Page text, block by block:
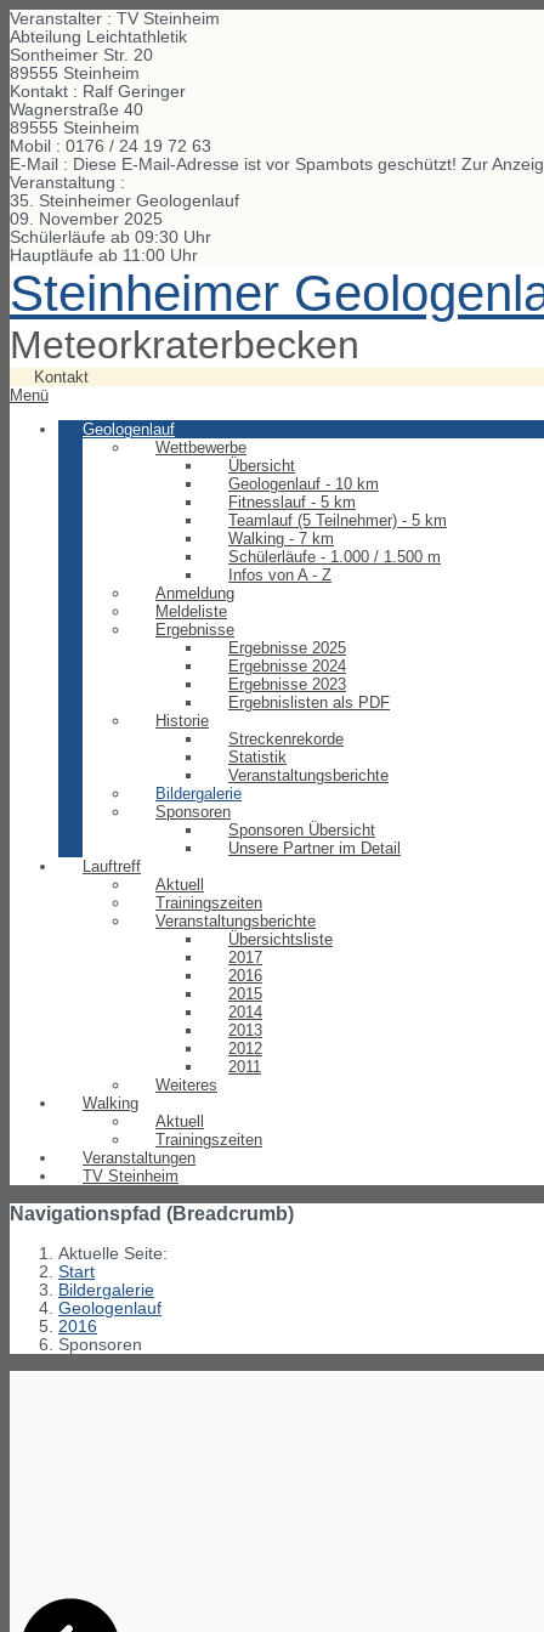
Veranstalter : TV Steinheim
Abteilung Leichtathletik
Sontheimer Str. 20
89555 Steinheim
Kontakt : Ralf Geringer
Wagnerstraße 40
89555 Steinheim
Mobil : 0176 / 24 19 72 63
E-Mail : Diese E-Mail-Adresse ist vor Spambots geschützt! Zur
Veranstaltung :
35. Steinheimer Geologenlauf
09. November 2025
Schülerläufe ab 09:30 Uhr
Hauptläufe ab 11:00 Uhr
Steinheimer
Meteorkraterbecken
Kontakt
Menü
Geologenlauf
Wettbewerbe
Übersicht
Geologenlauf - 10 km
Fitnesslauf - 5 km
Teamlauf (5 Teilnehmer) - 5 km
Walking - 7 km
Schülerläufe - 1.000 / 1.500 m
Infos von A - Z
Anmeldung
Meldeliste
Ergebnisse
Ergebnisse 2025
Ergebnisse 2024
Ergebnisse 2023
Ergebnislisten als PDF
Historie
Streckenrekorde
Statistik
Veranstaltungsberichte
Bildergalerie
Sponsoren
Sponsoren Übersicht
Unsere Partner im Detail
Lauftreff
Aktuell
Trainingszeiten
Veranstaltungsberichte
Übersichtsliste
2017
2016
2015
2014
2013
2012
2011
Weiteres
Walking
Aktuell
Trainingszeiten
Veranstaltungen
TV Steinheim
Navigationspfad (Breadcrumb)
Aktuelle Seite:
Start
Bildergalerie
Geologenlauf
2016
Sponsoren